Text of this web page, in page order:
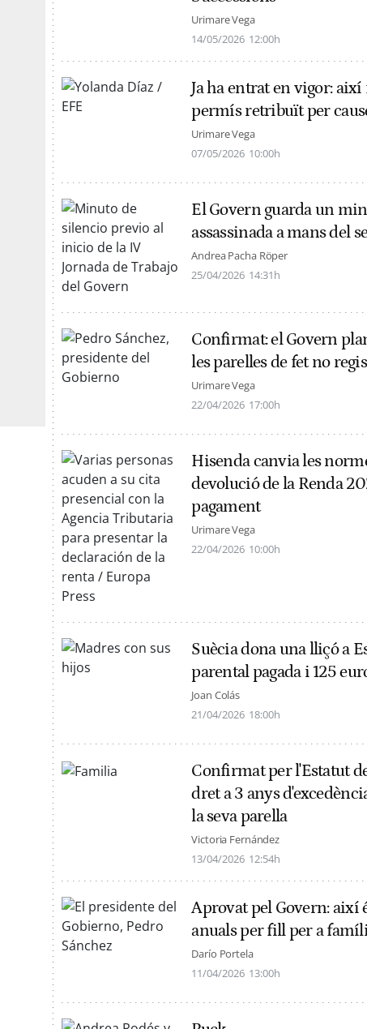
Urimare Vega
14/05/2026 12:00h
Ja ha entrat en vigor:
permís retribuït per
Urimare Vega
07/05/2026 10:00h
El Govern guarda un
assassinada a mans del
Andrea Pacha Röper
25/04/2026 14:31h
Confirmat: el Govern
les parelles de fet no
Urimare Vega
22/04/2026 17:00h
Hisenda canvia les
devolució de la Renda
pagament
Urimare Vega
22/04/2026 10:00h
Suècia dona una lliçó a
parental pagada i 125
Joan Colás
21/04/2026 18:00h
Confirmat per l'Estatut
dret a 3 anys
la seva parella
Victoria Fernández
13/04/2026 12:54h
Aprovat pel Govern: així
anuals per fill per a
Darío Portela
11/04/2026 13:00h